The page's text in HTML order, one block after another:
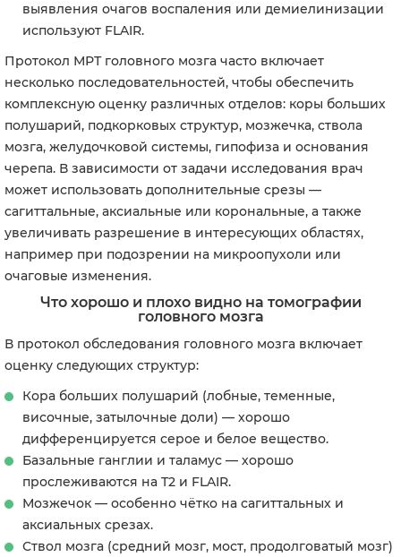
выявления очагов воспаления или демиелинизации
используют FLAIR.
Протокол МРТ головного мозга часто включает
несколько последовательностей, чтобы обеспечить
комплексную оценку различных отделов: коры больших
полушарий, подкорковых структур, мозжечка, ствола
мозга, желудочковой системы, гипофиза и основания
черепа. В зависимости от задачи исследования врач
может использовать дополнительные срезы —
сагиттальные, аксиальные или корональные, а также
увеличивать разрешение в интересующих областях,
например при подозрении на микроопухоли или
очаговые изменения.
Что хорошо и плохо видно на томографии
головного мозга
В протокол обследования головного мозга включает
оценку следующих структур:
Кора больших полушарий (лобные, теменные,
височные, затылочные доли) — хорошо
дифференцируется серое и белое вещество.
Базальные ганглии и таламус — хорошо
прослеживаются на T2 и FLAIR.
Мозжечок — особенно чётко на сагиттальных и
аксиальных срезах.
Ствол мозга (средний мозг, мост, продолговатый мозг)